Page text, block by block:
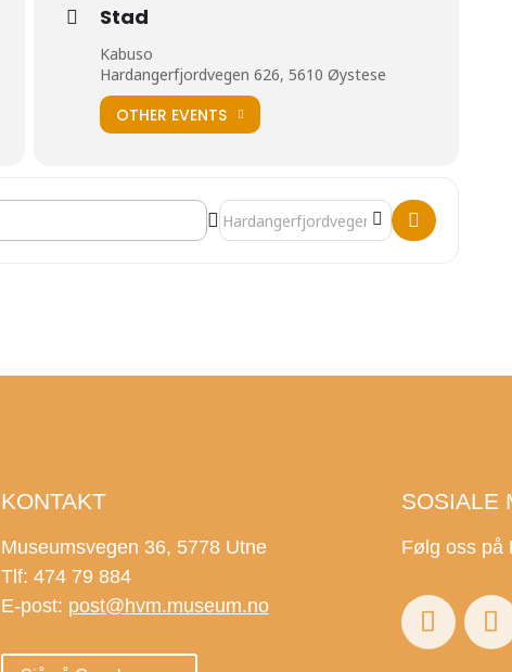
Stad
Kabuso
Hardangerfjordvegen 626, 5610 Øystese
OTHER EVENTS
Destination Address - Nattankar []
KONTAKT
Museumsvegen 36, 5778 Utne
Tlf: 474 79 884
E-post: post@hvm.museum.no
SOSIALE
Følg oss på